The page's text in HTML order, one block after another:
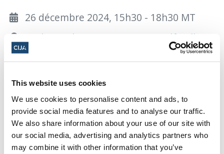
This website uses cookies
We use cookies to personalise content and ads, to
provide social media features and to analyse our traffic.
We also share information about your use of our site with
our social media, advertising and analytics partners who
may combine it with other information that you’ve
26 décembre 2024, 15h30 - 18h30 MT
Beth Israel Synagogue -
131 Wolf Willow
Rd, Edmonton, AB T5T 7T7, Canada